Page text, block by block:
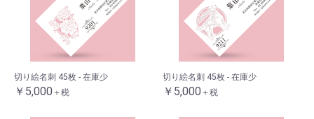
切り絵名刺 45枚 - 在庫少
￥5,000 ＋税
切り絵名刺 45枚 - 在庫少
￥5,000 ＋税